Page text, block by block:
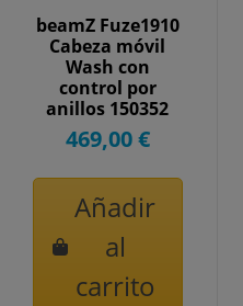
beamZ Fuze1910
Cabeza móvil
Wash con
control por
anillos 150352
469,00 €
Añadir
al
carrito